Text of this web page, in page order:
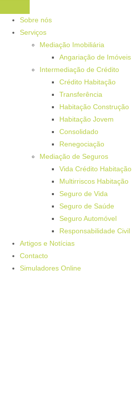
Sobre nós
Serviços
Mediação Imobiliária
Angariação de Imóveis
Intermediação de Crédito
Crédito Habitação
Transferência
Habitação Construção
Habitação Jovem
Consolidado
Renegociação
Mediação de Seguros
Vida Crédito Habitação
Multirriscos Habitação
Seguro de Vida
Seguro de Saúde
Seguro Automóvel
Responsabilidade Civil
Artigos e Notícias
Contacto
Simuladores Online